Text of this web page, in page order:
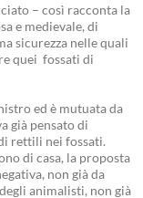
– così racconta la
e medievale, di
sicurezza nelle quali
quei fossati di
ed è mutuata da
già pensato di
rettili nei fossati.
di casa, la proposta
non già da
animalisti, non già